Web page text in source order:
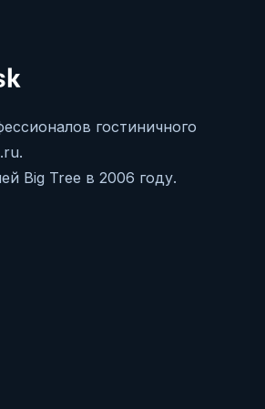
гостиничного
Big Tree в 2006 году.